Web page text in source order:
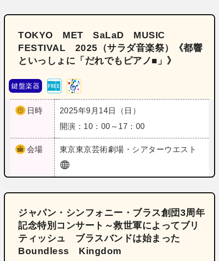
TOKYO MET SaLaD MUSIC
FESTIVAL 2025（サラダ音楽祭）《都響
といっしょに「だれでもピアノ■」》
鍵盤楽器
日時
2025年9月14日（日）
開演：10：00～17：00
会場 東京東京芸術劇場・シアターウエスト
ジャパン・シンフォニー・ブラス創団3周年
記念特別コンサート～救世軍によってブリ
ティッシュ ブラスバンドは始まった
Boundless Kingdom